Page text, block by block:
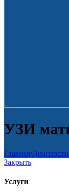
УЗИ
Главная/
Закрыть
Услуги